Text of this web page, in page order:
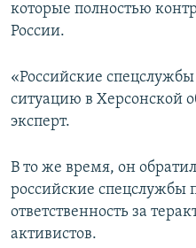
которые полностью
России.
«Российские
ситуацию в Херсонской
эксперт.
В то же время, он
российские спецслужбы
ответственность за
активистов.